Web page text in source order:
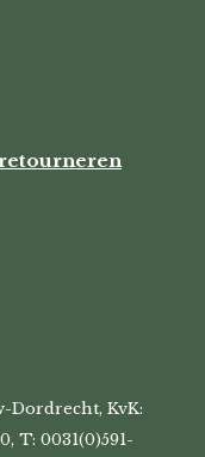
Dordrecht, KvK:
T: 0031(0)591-